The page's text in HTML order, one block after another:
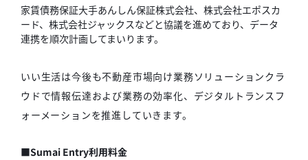
家賃債務保証大手あんしん保証株式会社、株式会社エポスカ
ード、株式会社ジャックスなどと協議を進めており、データ
連携を順次計画してまいります。
いい生活は今後も不動産市場向け業務ソリューションクラ
ウドで情報伝達および業務の効率化、デジタルトランスフ
ォーメーションを推進していきます。
■Sumai Entry利用料金